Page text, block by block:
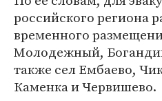
российского региона
временного
Молодежный,
также сел Ембаево,
Каменка и Червишево.